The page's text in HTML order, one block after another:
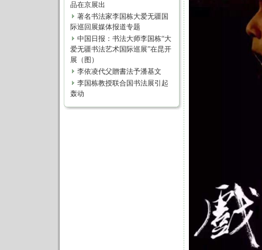
品在京展出
著名书法家李国栋大爱无疆国
际巡回展媒体报道专题
中国日报：书法大师李国栋“大
爱无疆书法艺术国际巡展”在昆开
展（图）
李依凌代父贈書法予潘基文
李国栋教授联合国书法展引起
轰动